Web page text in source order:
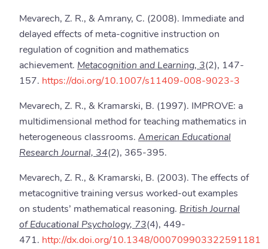
Mevarech, Z. R., & Amrany, C. (2008). Immediate and
delayed effects of meta-cognitive instruction on
regulation of cognition and mathematics
achievement. Metacognition and Learning, 3(2), 147-
157. https://doi.org/10.1007/s11409-008-9023-3
Mevarech, Z. R., & Kramarski, B. (1997). IMPROVE: a
multidimensional method for teaching mathematics in
heterogeneous classrooms. American Educational
Research Journal, 34(2), 365-395.
Mevarech, Z. R., & Kramarski, B. (2003). The effects of
metacognitive training versus worked-out examples
on students’ mathematical reasoning. British Journal
of Educational Psychology, 73(4), 449-
471. http://dx.doi.org/10.1348/000709903322591181